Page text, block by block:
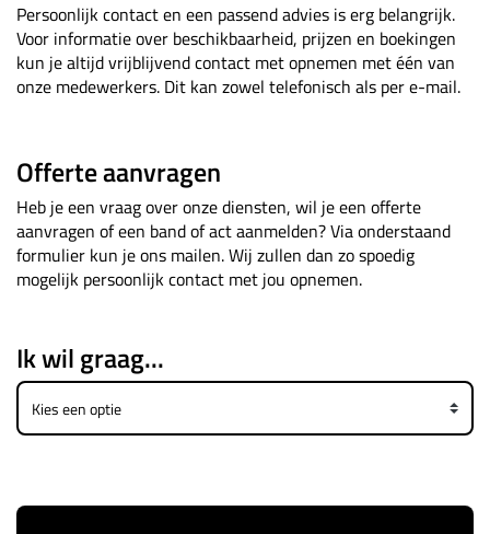
Persoonlijk contact en een passend advies is erg belangrijk.
Voor informatie over beschikbaarheid, prijzen en boekingen
kun je altijd vrijblijvend contact met opnemen met één van
onze medewerkers. Dit kan zowel telefonisch als per e-mail.
Offerte aanvragen
Heb je een vraag over onze diensten, wil je een offerte
aanvragen of een band of act aanmelden? Via onderstaand
formulier kun je ons mailen. Wij zullen dan zo spoedig
mogelijk persoonlijk contact met jou opnemen.
Ik wil graag...